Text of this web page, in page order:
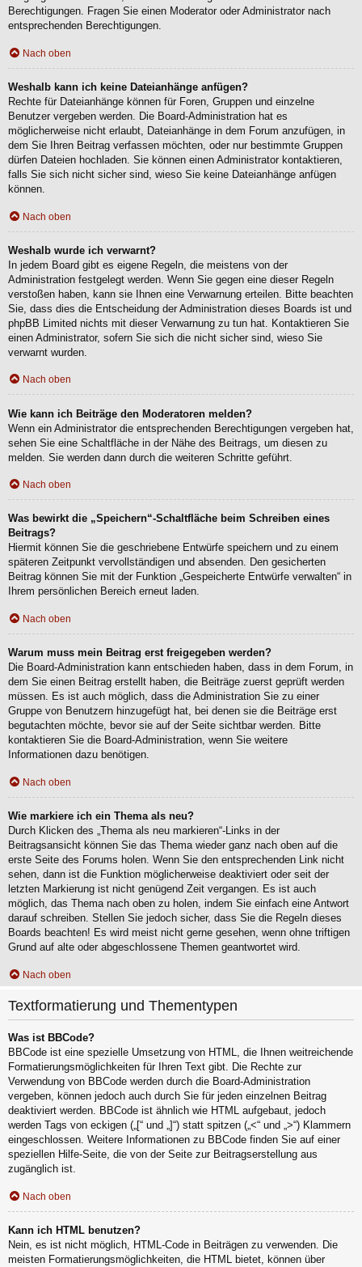
Berechtigungen. Fragen Sie einen Moderator oder Administrator nach
entsprechenden Berechtigungen.
Nach oben
Weshalb kann ich keine Dateianhänge anfügen?
Rechte für Dateianhänge können für Foren, Gruppen und einzelne
Benutzer vergeben werden. Die Board-Administration hat es
möglicherweise nicht erlaubt, Dateianhänge in dem Forum anzufügen, in
dem Sie Ihren Beitrag verfassen möchten, oder nur bestimmte Gruppen
dürfen Dateien hochladen. Sie können einen Administrator kontaktieren,
falls Sie sich nicht sicher sind, wieso Sie keine Dateianhänge anfügen
können.
Nach oben
Weshalb wurde ich verwarnt?
In jedem Board gibt es eigene Regeln, die meistens von der
Administration festgelegt werden. Wenn Sie gegen eine dieser Regeln
verstoßen haben, kann sie Ihnen eine Verwarnung erteilen. Bitte beachten
Sie, dass dies die Entscheidung der Administration dieses Boards ist und
phpBB Limited nichts mit dieser Verwarnung zu tun hat. Kontaktieren Sie
einen Administrator, sofern Sie sich die nicht sicher sind, wieso Sie
verwarnt wurden.
Nach oben
Wie kann ich Beiträge den Moderatoren melden?
Wenn ein Administrator die entsprechenden Berechtigungen vergeben hat,
sehen Sie eine Schaltfläche in der Nähe des Beitrags, um diesen zu
melden. Sie werden dann durch die weiteren Schritte geführt.
Nach oben
Was bewirkt die „Speichern“-Schaltfläche beim Schreiben eines
Beitrags?
Hiermit können Sie die geschriebene Entwürfe speichern und zu einem
späteren Zeitpunkt vervollständigen und absenden. Den gesicherten
Beitrag können Sie mit der Funktion „Gespeicherte Entwürfe verwalten“ in
Ihrem persönlichen Bereich erneut laden.
Nach oben
Warum muss mein Beitrag erst freigegeben werden?
Die Board-Administration kann entschieden haben, dass in dem Forum, in
dem Sie einen Beitrag erstellt haben, die Beiträge zuerst geprüft werden
müssen. Es ist auch möglich, dass die Administration Sie zu einer
Gruppe von Benutzern hinzugefügt hat, bei denen sie die Beiträge erst
begutachten möchte, bevor sie auf der Seite sichtbar werden. Bitte
kontaktieren Sie die Board-Administration, wenn Sie weitere
Informationen dazu benötigen.
Nach oben
Wie markiere ich ein Thema als neu?
Durch Klicken des „Thema als neu markieren“-Links in der
Beitragsansicht können Sie das Thema wieder ganz nach oben auf die
erste Seite des Forums holen. Wenn Sie den entsprechenden Link nicht
sehen, dann ist die Funktion möglicherweise deaktiviert oder seit der
letzten Markierung ist nicht genügend Zeit vergangen. Es ist auch
möglich, das Thema nach oben zu holen, indem Sie einfach eine Antwort
darauf schreiben. Stellen Sie jedoch sicher, dass Sie die Regeln dieses
Boards beachten! Es wird meist nicht gerne gesehen, wenn ohne triftigen
Grund auf alte oder abgeschlossene Themen geantwortet wird.
Nach oben
Textformatierung und Thementypen
Was ist BBCode?
BBCode ist eine spezielle Umsetzung von HTML, die Ihnen weitreichende
Formatierungsmöglichkeiten für Ihren Text gibt. Die Rechte zur
Verwendung von BBCode werden durch die Board-Administration
vergeben, können jedoch auch durch Sie für jeden einzelnen Beitrag
deaktiviert werden. BBCode ist ähnlich wie HTML aufgebaut, jedoch
werden Tags von eckigen („[“ und „]“) statt spitzen („<“ und „>“) Klammern
eingeschlossen. Weitere Informationen zu BBCode finden Sie auf einer
speziellen Hilfe-Seite, die von der Seite zur Beitragserstellung aus
zugänglich ist.
Nach oben
Kann ich HTML benutzen?
Nein, es ist nicht möglich, HTML-Code in Beiträgen zu verwenden. Die
meisten Formatierungsmöglichkeiten, die HTML bietet, können über